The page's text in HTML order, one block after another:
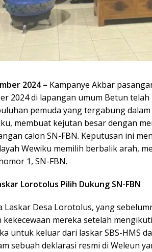
2024 – Kampanye Akbar
2024 di lapangan umum Betun
pemuda yang tergabung
membuat kejutan besar dengan
calon SN-FBN. Keputusan ini
Wewiku memilih berbalik arah,
1, SN-FBN.
Lorotolus Pilih Dukung SN-FBN
Laskar Desa Lorotolus, yang
mereka setelah
untuk keluar dari laskar SBS-HMS
sebuah deklarasi resmi di Weleun